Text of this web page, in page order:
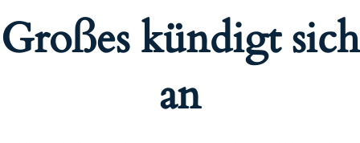
Großes kündigt sich
an